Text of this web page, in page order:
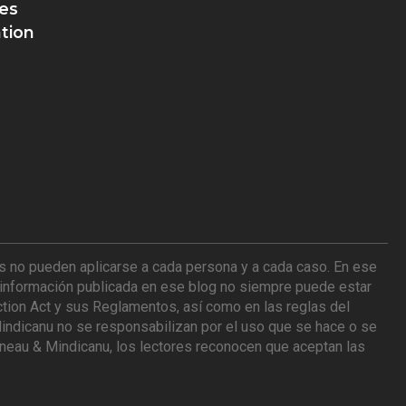
pueden aplicarse a cada persona y a cada caso. En ese
publicada en ese blog no siempre puede estar
Act y sus Reglamentos, así como en las reglas del
no se responsabilizan por el uso que se hace o se
& Mindicanu, los lectores reconocen que aceptan las